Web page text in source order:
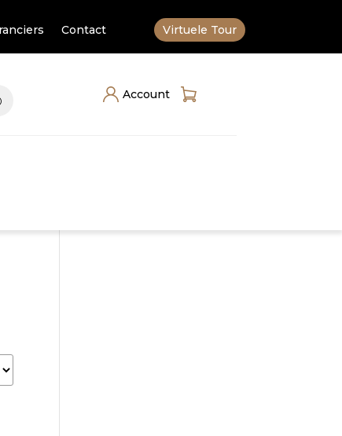
Contact Virtuele Tour
Account